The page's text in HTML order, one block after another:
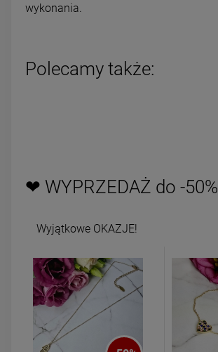
wykonania.
Polecamy także:
❤ WYPRZEDAŻ do -50%
Wyjątkowe OKAZJE!